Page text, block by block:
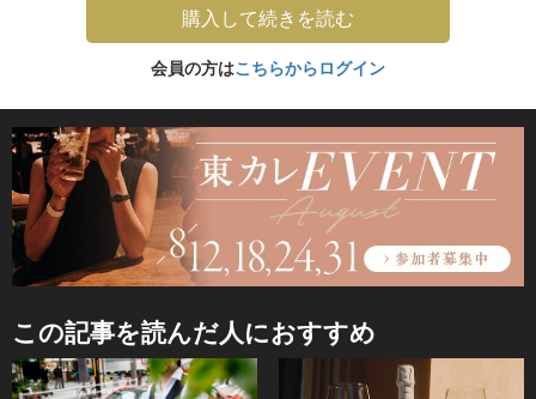
購入して続きを読む
会員の方はこちらからログイン
この記事を読んだ人におすすめ